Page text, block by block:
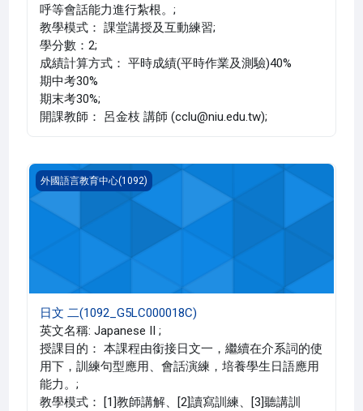
呼等會話能力進行紮根。;
教學模式： 課堂講授及互動練習;
學分數：2;
成績計算方式： 平時成績(平時作業及測驗)40%
期中考30%
期末考30%;
開課教師： 呂金枝 講師 (cclu@niu.edu.tw);
日文 二(1092_G5LC000018C)
外國語言教育中心(1092)
日文 二(1092_G5LC000018C)
英文名稱: Japanese II ;
授課目的： 本課程由銜接日文一，繼續在介系詞的使
用下，訓練句型應用、會話演練，培養學生日語應用
能力。;
教學模式： [1]教師講解、[2]讀寫訓練、[3]聽講訓